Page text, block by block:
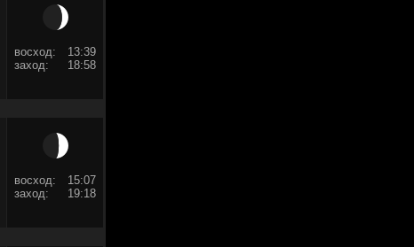
восход:
13:39
заход:
18:58
восход:
15:07
заход:
19:18